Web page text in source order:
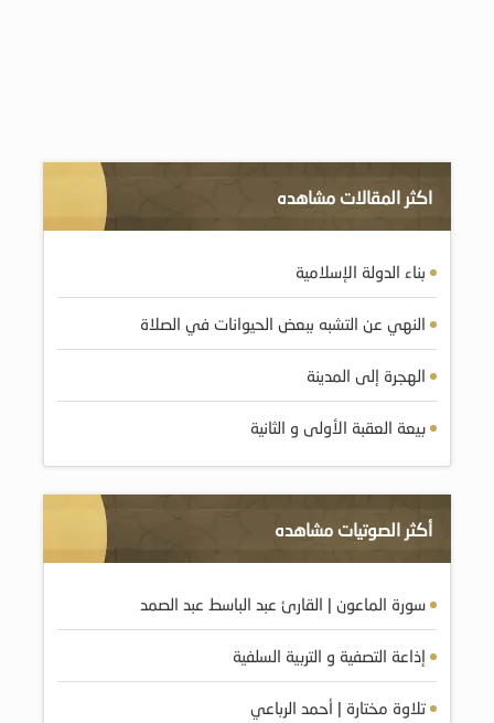
اكثر المقالات مشاهده
بناء الدولة الإسلامية
النهي عن التشبه ببعض الحيوانات في الصلاة
الهجرة إلى المدينة
بيعة العقبة الأولى و الثانية
أكثر الصوتيات مشاهده
سورة الماعون | القارئ عبد الباسط عبد الصمد
إذاعة التصفية و التربية السلفية
تلاوة مختارة | أحمد الرباعي